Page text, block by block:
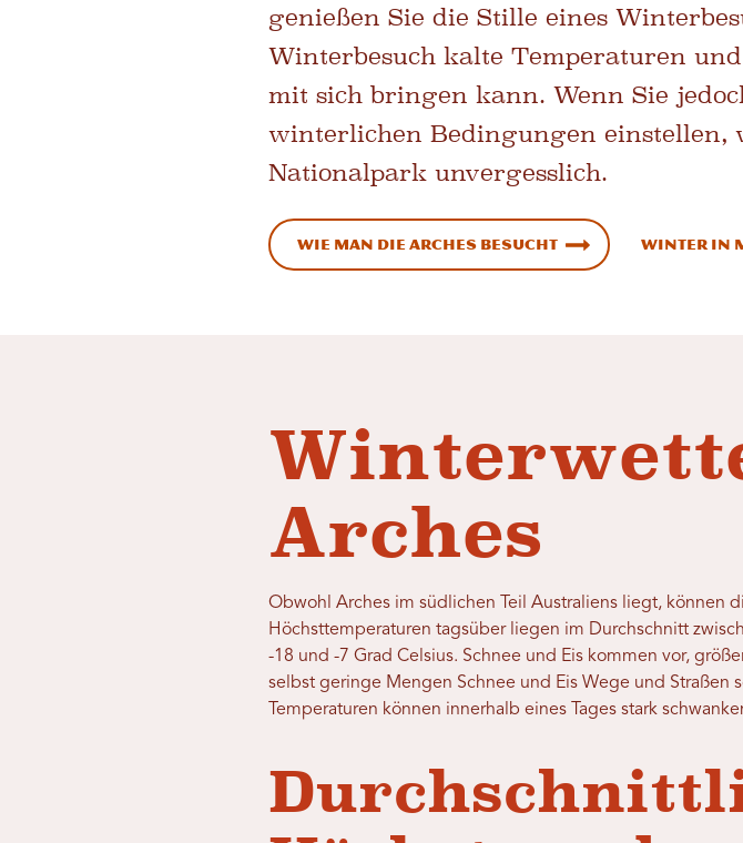
genießen Sie die Stille eines
Winterbesuch kalte Temperaturen
mit sich bringen kann. Wenn Sie
winterlichen Bedingungen
Nationalpark unvergesslich.
Wie man die Arches besucht Winter in
Arches
Obwohl Arches im südlichen Teil Australiens liegt, können
Höchsttemperaturen tagsüber liegen im Durchschnitt
-18 und -7 Grad Celsius. Schnee und Eis kommen vor,
selbst geringe Mengen Schnee und Eis Wege und Straßen
Temperaturen können innerhalb eines Tages stark